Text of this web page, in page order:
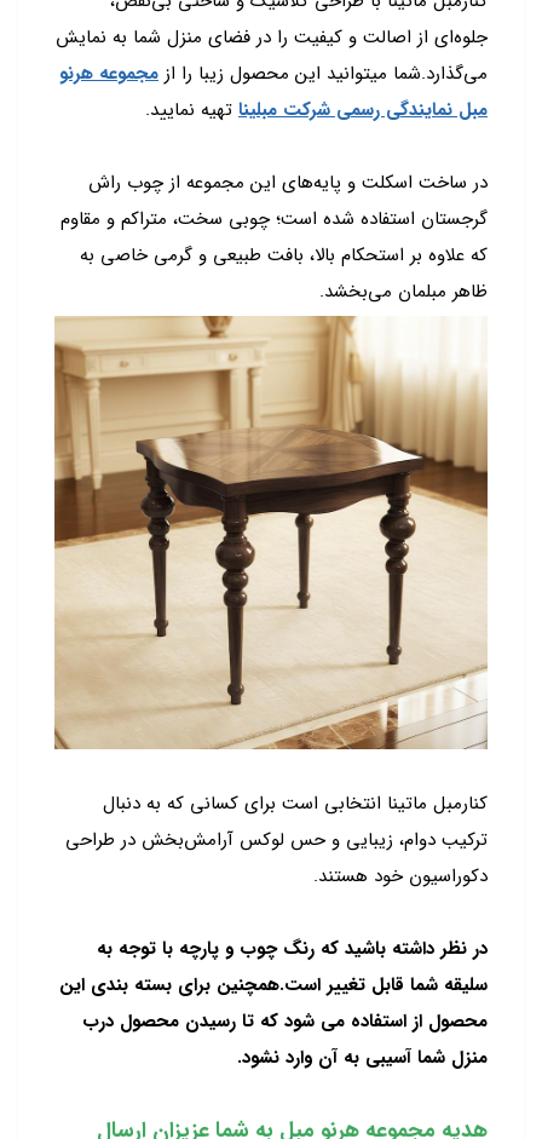
جلوه‌ای از اصالت و کیفیت را در فضای منزل شما به نمایش
می‌گذارد.شما میتوانید این محصول زیبا را از مجموعه هرنو
مبل نمایندگی رسمی شرکت مبلینا تهیه نمایید.
در ساخت اسکلت و پایه‌های این مجموعه از چوب راش
گرجستان استفاده شده است؛ چوبی سخت، متراکم و مقاوم
که علاوه بر استحکام بالا، بافت طبیعی و گرمی خاصی به
ظاهر مبلمان می‌بخشد.
کنارمبل ماتینا انتخابی است برای کسانی که به دنبال
ترکیب دوام، زیبایی و حس لوکس آرامش‌بخش در طراحی
دکوراسیون خود هستند.
در نظر داشته باشید که رنگ چوب و پارچه با توجه به
سلیقه شما قابل تغییر است.همچنین برای بسته بندی این
محصول از استفاده می شود که تا رسیدن محصول درب
منزل شما آسیبی به آن وارد نشود.
هدیه مجموعه هرنو مبل به شما عزیزان ارسال